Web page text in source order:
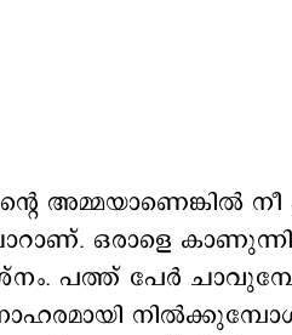
ഒരാളെ
പത്ത് പേർ